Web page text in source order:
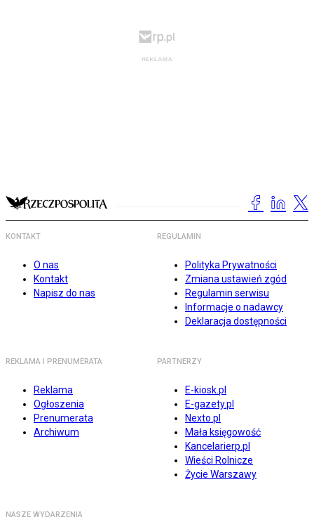
KONTAKT
O nas
Kontakt
Napisz do nas
REGULAMIN
Polityka Prywatności
Zmiana ustawień zgód
Regulamin serwisu
Informacje o nadawcy
Deklaracja dostępności
REKLAMA I PRENUMERATA
Reklama
Ogłoszenia
Prenumerata
Archiwum
PARTNERZY
E-kiosk.pl
E-gazety.pl
Nexto.pl
Mała księgowość
Kancelarierp.pl
Wieści Rolnicze
Życie Warszawy
NASZE WYDARZENIA